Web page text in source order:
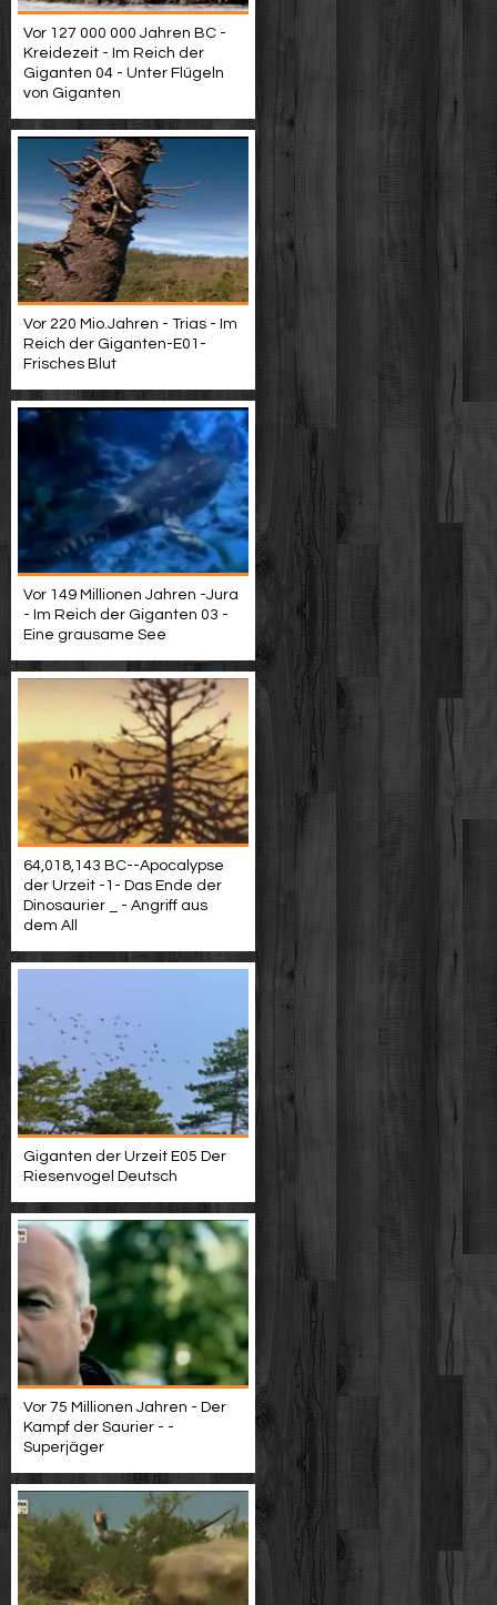
Vor 127 000 000 Jahren BC -
Kreidezeit - Im Reich der
Giganten 04 - Unter Flügeln
von Giganten
Vor 220 Mio.Jahren - Trias - Im
Reich der Giganten-E01-
Frisches Blut
Vor 149 Millionen Jahren -Jura
- Im Reich der Giganten 03 -
Eine grausame See
64,018,143 BC--Apocalypse
der Urzeit -1- Das Ende der
Dinosaurier _ - Angriff aus
dem All
Giganten der Urzeit E05 Der
Riesenvogel Deutsch
Vor 75 Millionen Jahren - Der
Kampf der Saurier - -
Superjäger